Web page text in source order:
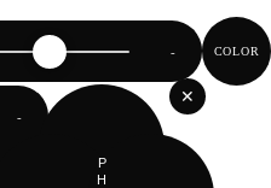
- COLOR
-
P
H
✕